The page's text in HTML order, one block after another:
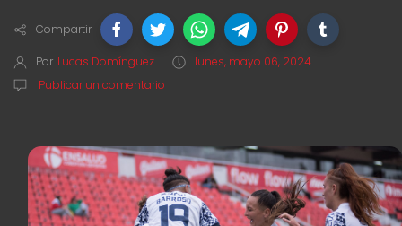
Compartir
Por Lucas Domínguez
lunes, mayo 06, 2024
Publicar un comentario